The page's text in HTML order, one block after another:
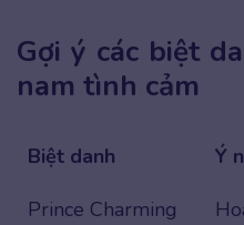
Gợi ý các biệt
nam tình cảm
Biệt danh
Ý
Prince Charming